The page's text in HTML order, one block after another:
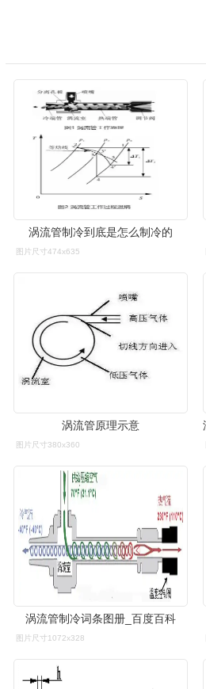
涡流管制冷到底是怎么制冷的
图片尺寸474x635
涡流管原理示意
图片尺寸380x360
涡流管制冷词条图册_百度百科
图片尺寸1072x328